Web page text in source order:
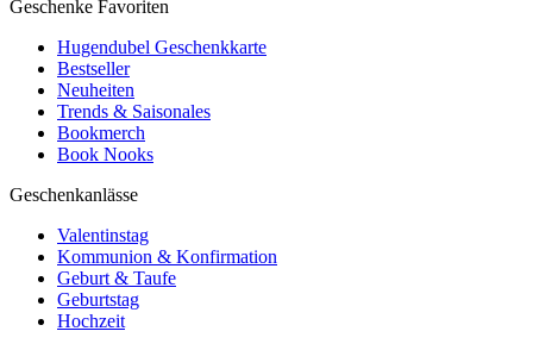
Geschenke Favoriten
Hugendubel Geschenkkarte
Bestseller
Neuheiten
Trends & Saisonales
Bookmerch
Book Nooks
Geschenkanlässe
Valentinstag
Kommunion & Konfirmation
Geburt & Taufe
Geburtstag
Hochzeit